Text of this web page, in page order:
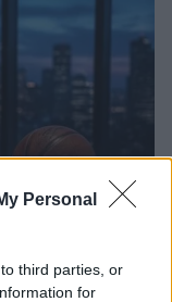
Personal
third parties, or
for